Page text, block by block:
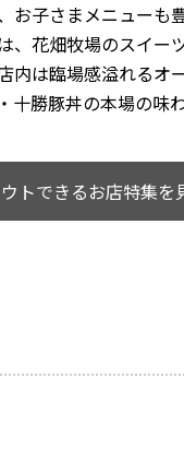
お子さまメニューも
、花畑牧場のスイー
内は臨場感溢れるオ
十勝豚丼の本場の味
トできるお店特集を